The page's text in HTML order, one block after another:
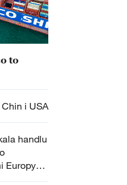
to
i USA
handlu
Europy